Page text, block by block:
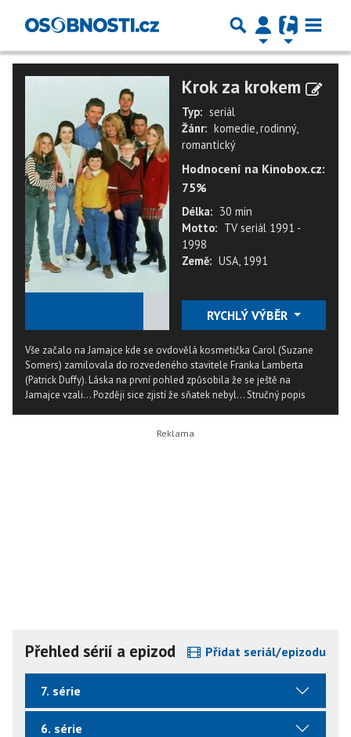
Krok za krokem
Typ: seriál
Žánr: komedie, rodinný,
romantický
Hodnocení na Kinobox.cz:
75%
Délka: 30 min
Motto: TV seriál 1991 -
1998
Země: USA, 1991
RYCHLÝ VÝBĚR
Vše začalo na Jamajce kde se ovdovělá kosmetička Carol (Suzane
Somers) zamilovala do rozvedeného stavitele Franka Lamberta
(Patrick Duffy). Láska na první pohled způsobila že se ještě na
Jamajce vzali... Později sice zjistí že sňatek nebyl...Stručný popis
Přehled sérií a epizod Přidat seriál/epizodu
7. série
6. série